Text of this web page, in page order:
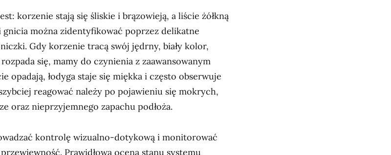
korzenie stają się śliskie i brązowieją, a liście żółkną
gnicia można zidentyfikować poprzez delikatne
Gdy korzenie tracą swój jędrny, biały kolor,
się, mamy do czynienia z zaawansowanym
opadają, łodyga staje się miękka i często obserwuje
reagować należy po pojawieniu się mokrych,
oraz nieprzyjemnego zapachu podłoża.
kontrolę wizualno-dotykową i monitorować
Prawidłowa ocena stanu systemu